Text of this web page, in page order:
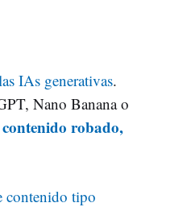
IAs generativas.
Nano Banana o
robado,
contenido tipo